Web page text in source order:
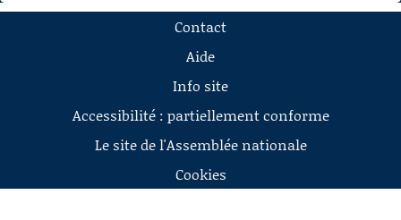
AIDE À LA DÉCOUPE
Contact
Aide
Info site
Accessibilité : partiellement conforme
Le site de l'Assemblée nationale
Cookies